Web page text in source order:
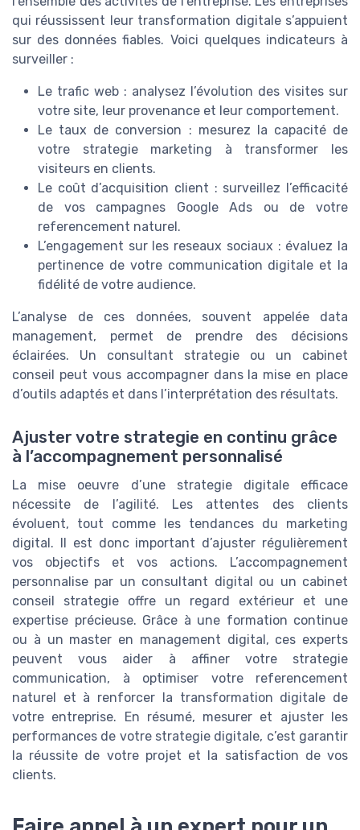
qui réussissent leur transformation digitale s’appuient
sur des données fiables. Voici quelques indicateurs à
surveiller :
Le trafic web : analysez l’évolution des visites sur
votre site, leur provenance et leur comportement.
Le taux de conversion : mesurez la capacité de
votre strategie marketing à transformer les
visiteurs en clients.
Le coût d’acquisition client : surveillez l’efficacité
de vos campagnes Google Ads ou de votre
referencement naturel.
L’engagement sur les reseaux sociaux : évaluez la
pertinence de votre communication digitale et la
fidélité de votre audience.
L’analyse de ces données, souvent appelée data
management, permet de prendre des décisions
éclairées. Un consultant strategie ou un cabinet
conseil peut vous accompagner dans la mise en place
d’outils adaptés et dans l’interprétation des résultats.
Ajuster votre strategie en continu grâce
à l’accompagnement personnalisé
La mise oeuvre d’une strategie digitale efficace
nécessite de l’agilité. Les attentes des clients
évoluent, tout comme les tendances du marketing
digital. Il est donc important d’ajuster régulièrement
vos objectifs et vos actions. L’accompagnement
personnalise par un consultant digital ou un cabinet
conseil strategie offre un regard extérieur et une
expertise précieuse. Grâce à une formation continue
ou à un master en management digital, ces experts
peuvent vous aider à affiner votre strategie
communication, à optimiser votre referencement
naturel et à renforcer la transformation digitale de
votre entreprise. En résumé, mesurer et ajuster les
performances de votre strategie digitale, c’est garantir
la réussite de votre projet et la satisfaction de vos
clients.